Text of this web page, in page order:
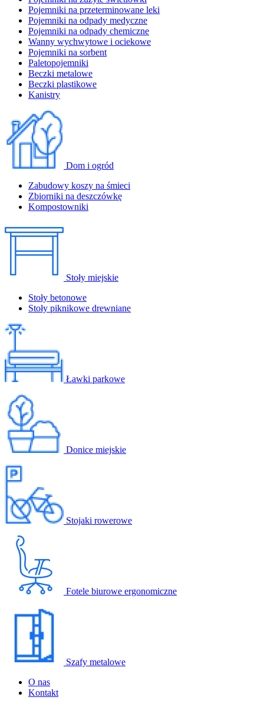
Pojemniki na przeterminowane leki
Pojemniki na odpady medyczne
Pojemniki na odpady chemiczne
Wanny wychwytowe i ociekowe
Pojemniki na sorbent
Paletopojemniki
Beczki metalowe
Beczki plastikowe
Kanistry
Dom i ogród
Zabudowy koszy na śmieci
Zbiorniki na deszczówkę
Kompostowniki
Stoły miejskie
Stoły betonowe
Stoły piknikowe drewniane
Ławki parkowe
Donice miejskie
Stojaki rowerowe
Fotele biurowe ergonomiczne
Szafy metalowe
O nas
Kontakt